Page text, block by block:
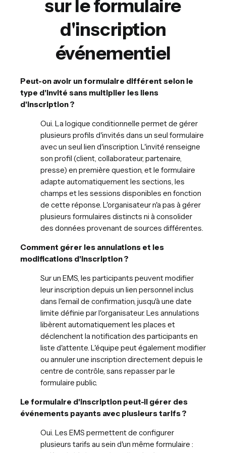
sur le formulaire
d'inscription
événementiel
Peut-on avoir un formulaire différent selon le
type d'invité sans multiplier les liens
d'inscription ?
Oui. La logique conditionnelle permet de gérer
plusieurs profils d'invités dans un seul formulaire
avec un seul lien d'inscription. L'invité renseigne
son profil (client, collaborateur, partenaire,
presse) en première question, et le formulaire
adapte automatiquement les sections, les
champs et les sessions disponibles en fonction
de cette réponse. L'organisateur n'a pas à gérer
plusieurs formulaires distincts ni à consolider
des données provenant de sources différentes.
Comment gérer les annulations et les
modifications d'inscription ?
Sur un EMS, les participants peuvent modifier
leur inscription depuis un lien personnel inclus
dans l'email de confirmation, jusqu'à une date
limite définie par l'organisateur. Les annulations
libèrent automatiquement les places et
déclenchent la notification des participants en
liste d'attente. L'équipe peut également modifier
ou annuler une inscription directement depuis le
centre de contrôle, sans repasser par le
formulaire public.
Le formulaire d'inscription peut-il gérer des
événements payants avec plusieurs tarifs ?
Oui. Les EMS permettent de configurer
plusieurs tarifs au sein d'un même formulaire :